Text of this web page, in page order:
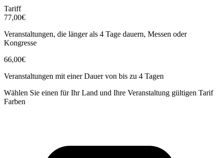
Tariff
77,00€
Veranstaltungen, die länger als 4 Tage dauern, Messen oder
Kongresse
66,00€
Veranstaltungen mit einer Dauer von bis zu 4 Tagen
Wählen Sie einen für Ihr Land und Ihre Veranstaltung gültigen Tarif
Farben